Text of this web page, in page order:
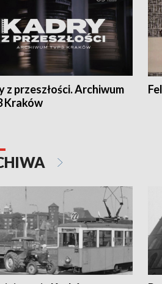
z przeszłości. Archiwum
Kraków